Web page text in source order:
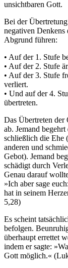
unsichtbaren Gott.
Bei der
negativen Denkens
Abgrund führen:
• Auf der 1. Stufe
• Auf der 2. Stufe
• Auf der 3. Stufe
verliert.
• Und auf der 4.
übertreten.
Das Übertreten der
ab. Jemand
schließlich die Ehe
anderen und
Gebot). Jemand
schädigt durch
Genau darauf
»Ich aber sage
hat in seinem
5,28)
Es scheint
befolgen.
überhaupt errettet
indem er sagte:
Gott möglich.«